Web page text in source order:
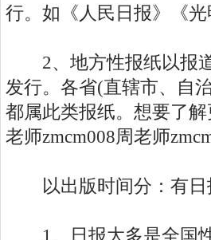
行。如《人民日报》《
2、地方性报纸以报道
发行。各省(直辖市、自
都属此类报纸。想要了
老师zmcm008周老师
以出版时间分：有日
1、日报大多是全国性